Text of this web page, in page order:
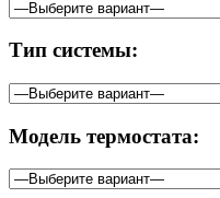
Тип системы:
Модель термостата: